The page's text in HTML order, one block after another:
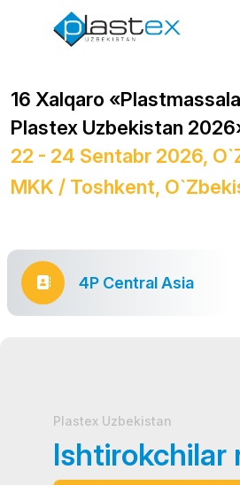
16 Xalqaro
Plastex Uzbekistan
22 - 24 Sentabr 2026,
MKK / Toshkent,
4P Central Asia
Plastex Uzbekistan
Ishtirokchilar